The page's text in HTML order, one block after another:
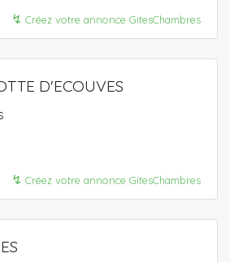
↯ Créez votre annonce GitesChambres
D'ECOUVES
↯ Créez votre annonce GitesChambres